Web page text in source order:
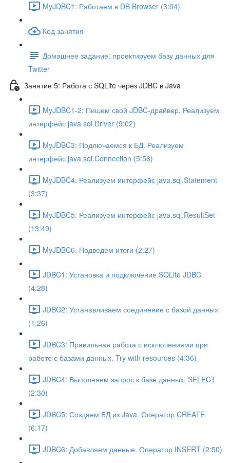
MyJDBC1: Работаем в DB Browser (3:04)
Код занятия
Домашнее задание: проектируем базу данных для
Twitter
Занятие 5: Работа с SQLite через JDBC в Java
MyJDBC1-2: Пишем свой JDBC-драйвер. Реализуем
интерфейс java.sql.Driver (9:02)
MyJDBC3: Подлючаемся к БД. Реализуем
интерфейс java.sql.Connection (5:56)
MyJDBC4: Реализуем интерфейс java.sql.Statement
(3:37)
MyJDBC5: Реализуем интерфейс java.sql.ResultSet
(13:49)
MyJDBC6: Подведем итоги (2:27)
JDBC1: Установка и подключение SQLite JDBC
(4:28)
JDBC2: Устанавливаем соединение с базой данных
(1:26)
JDBC3: Правильная работа с исключениями при
работе с базами данных. Try with resources (4:36)
JDBC4: Выполняем запрос к базе данных. SELECT
(2:30)
JDBC5: Создаем БД из Java. Оператор CREATE
(6:17)
JDBC6: Добавляем данные. Оператор INSERT (2:50)